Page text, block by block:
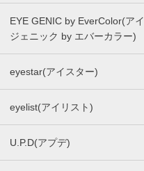
EYE GENIC by EverColor(アイ
ジェニック by エバーカラー)
eyestar(アイスター)
eyelist(アイリスト)
U.P.D(アプデ)